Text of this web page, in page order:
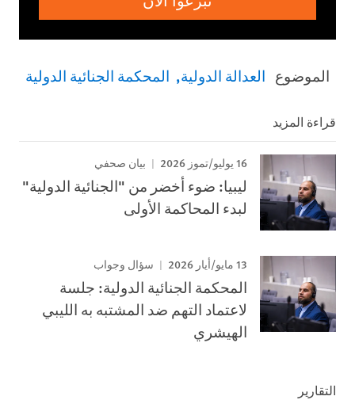
الموضوع العدالة الدولية المحكمة الجنائية الدولية
قراءة المزيد
16 يوليو/تموز 2026 بيان صحفي
ليبيا: ضوء أخضر من "الجنائية الدولية"
لبدء المحاكمة الأولى
13 مايو/أيار 2026 سؤال وجواب
المحكمة الجنائية الدولية: جلسة
لاعتماد التهم ضد المشتبه به الليبي
الهيشري
التقارير